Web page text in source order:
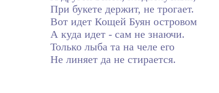
При букете держит, не трогает.
Вот идет Кощей Буян островом
А куда идет - сам не знаючи.
Только лыба та на челе его
Не линяет да не стирается.